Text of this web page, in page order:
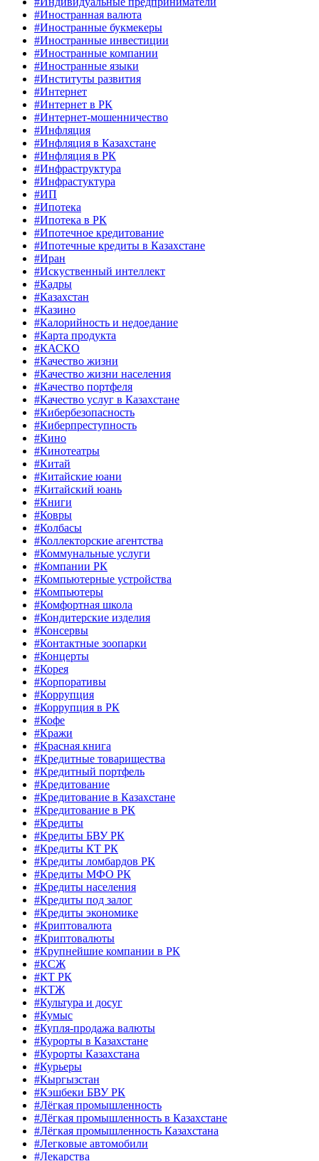
#Иностранная валюта
#Иностранные букмекеры
#Иностранные инвестиции
#Иностранные компании
#Иностранные языки
#Институты развития
#Интернет
#Интернет в РК
#Интернет-мошенничество
#Инфляция
#Инфляция в Казахстане
#Инфляция в РК
#Инфраструктура
#Инфрастуктура
#ИП
#Ипотека
#Ипотека в РК
#Ипотечное кредитование
#Ипотечные кредиты в Казахстане
#Иран
#Искуственный интеллект
#Кадры
#Казахстан
#Казино
#Калорийность и недоедание
#Карта продукта
#КАСКО
#Качество жизни
#Качество жизни населения
#Качество портфеля
#Качество услуг в Казахстане
#Кибербезопасность
#Киберпреступность
#Кино
#Кинотеатры
#Китай
#Китайские юани
#Китайский юань
#Книги
#Ковры
#Колбасы
#Коллекторские агентства
#Коммунальные услуги
#Компании РК
#Компьютерные устройства
#Компьютеры
#Комфортная школа
#Кондитерские изделия
#Консервы
#Контактные зоопарки
#Концерты
#Корея
#Корпоративы
#Коррупция
#Коррупция в РК
#Кофе
#Кражи
#Красная книга
#Кредитные товарищества
#Кредитный портфель
#Кредитование
#Кредитование в Казахстане
#Кредитование в РК
#Кредиты
#Кредиты БВУ РК
#Кредиты КТ РК
#Кредиты ломбардов РК
#Кредиты МФО РК
#Кредиты населения
#Кредиты под залог
#Кредиты экономике
#Криптовалюта
#Криптовалюты
#Крупнейшие компании в РК
#КСЖ
#КТ РК
#КТЖ
#Культура и досуг
#Кумыс
#Купля-продажа валюты
#Курорты в Казахстане
#Курорты Казахстана
#Курьеры
#Кыргызстан
#Кэшбеки БВУ РК
#Лёгкая промышленность
#Лёгкая промышленность в Казахстане
#Лёгкая промышленность Казахстана
#Легковые автомобили
#Лекарства